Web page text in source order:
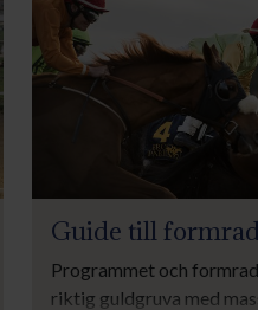
Guide till
Programmet och
riktig guldgruva med